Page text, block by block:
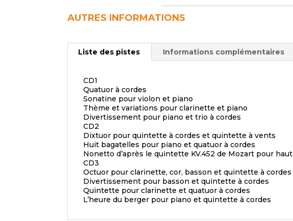
AUTRES INFORMATIONS
Liste des pistes Informations complémentaires
CD1
Quatuor à cordes
Sonatine pour violon et piano
Thème et variations pour clarinette et piano
Divertissement pour piano et trio à cordes
CD2
Dixtuor pour quintette à cordes et quintette à vents
Huit bagatelles pour piano et quatuor à cordes
Nonetto d’après le quintette KV.452 de Mozart pour
CD3
Octuor pour clarinette, cor, basson et quintette à cordes
Divertissement pour basson et quintette à cordes
Quintette pour clarinette et quatuor à cordes
L’heure du berger pour piano et quintette à cordes